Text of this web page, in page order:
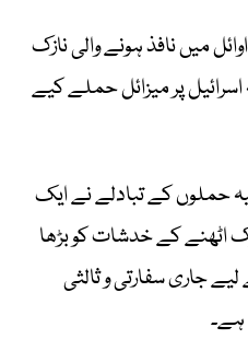
میں نافذ ہونے والی نازک
پر میزائل حملے کیے
حملوں کے تبادلے نے ایک
اٹھنے کے خدشات کو بڑھا
جاری سفارتی و ثالثی
ہے۔